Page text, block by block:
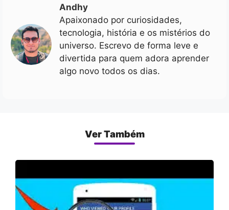
Andhy
Apaixonado por curiosidades,
tecnologia, história e os mistérios do
universo. Escrevo de forma leve e
divertida para quem adora aprender
algo novo todos os dias.
Ver Também